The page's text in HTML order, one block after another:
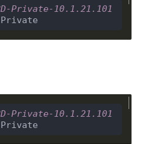
Private-10.1.21.101
Private-10.1.21.101